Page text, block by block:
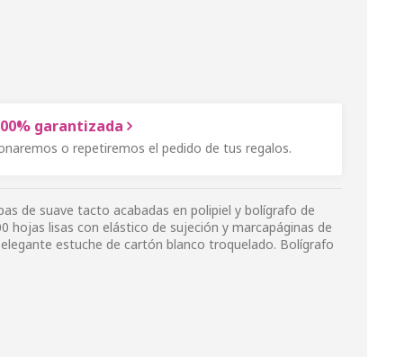
garantizada
o repetiremos el pedido de tus regalos.
de suave tacto acabadas en polipiel y bolígrafo de
hojas lisas con elástico de sujeción y marcapáginas de
estuche de cartón blanco troquelado. Bolígrafo